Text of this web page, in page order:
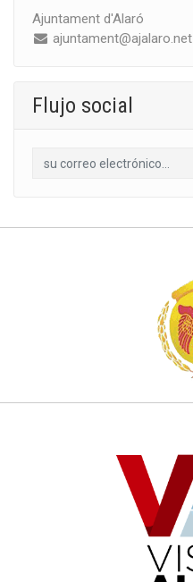
Ajuntament d'Alaró
ajuntament@ajalaro.net
Flujo social